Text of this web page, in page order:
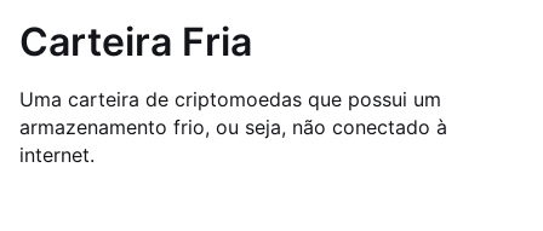
Carteira Fria
Uma carteira de criptomoedas que possui um
armazenamento frio, ou seja, não conectado à
internet.